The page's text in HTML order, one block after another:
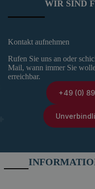
WIR SIND
Kontakt aufnehmen
Rufen Sie uns an oder
Mail, wann immer Sie
erreichbar.
+49 (0) 89